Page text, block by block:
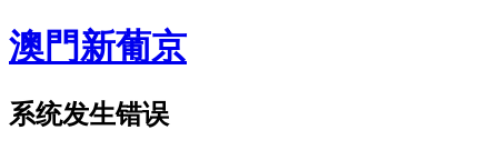
澳門新葡京
系统发生错误